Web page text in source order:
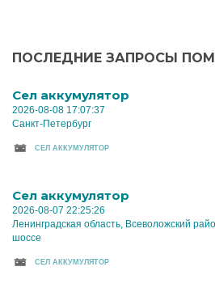
ПОСЛЕДНИЕ ЗАПРОСЫ
Cел аккумулятор
2026-08-08 17:07:37
Санкт-Петербург
CЕЛ АККУМУЛЯТОР
Cел аккумулятор
2026-08-07 22:25:26
Ленинградская область, Всеволожский
шоссе
CЕЛ АККУМУЛЯТОР